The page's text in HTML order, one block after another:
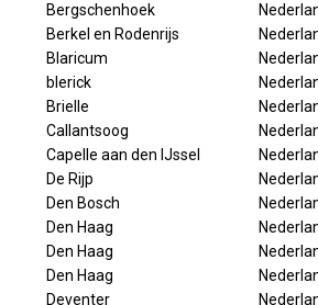
Bergschenhoek
Berkel en Rodenrijs
Blaricum
blerick
Brielle
Callantsoog
Capelle aan den IJssel
De Rijp
Den Bosch
Den Haag
Den Haag
Den Haag
Deventer